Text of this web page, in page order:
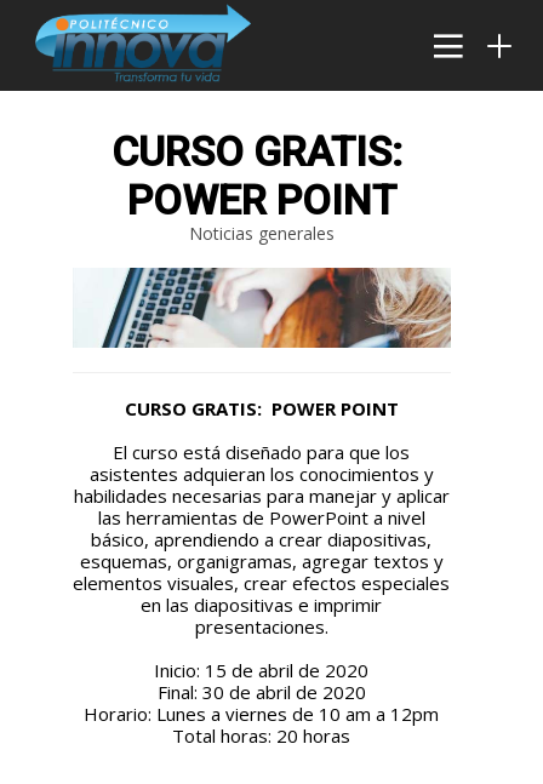
30
2024
INNOVA
INSTITUTO:
FORMACIÓN
TÉCNICA Y
QUE
TRANSFORMAN
VIDAS EN
COLOMBIA
27
DICIEMBRE
2024
CARRERAS
TÉCNICAS
GRATIS EN
LINEA: UNA
PARA
TRANSFORMAR
TU FUTURO
DESDE
CUALQUIER
LUGAR
26
2024
CARRERAS
TÉCNICAS
MEJOR
PAGADAS
COLOMBIA:
OPCIONES
PARA UN
FUTURO
EXITOSO
CON
RANGOS
SALARIALES
CARRERAS
TÉCNICAS
LABORALES:
INNOVACIÓN Y
OPORTUNIDADES
PARA EL FUTURO
EN COLOMBIA
CARRERAS
TÉCNICAS
MEJOR
PAGADAS
PARA
MUJERES:
OPCIONES
DESTACADAS
EN
COLOMBIA Y
EL MUNDO
CURSO GRATIS:
POWER POINT
Noticias generales
CURSO GRATIS: POWER POINT
El curso está diseñado para que los
asistentes adquieran los conocimientos y
habilidades necesarias para manejar y aplicar
las herramientas de PowerPoint a nivel
básico, aprendiendo a crear diapositivas,
esquemas, organigramas, agregar textos y
elementos visuales, crear efectos especiales
en las diapositivas e imprimir
presentaciones.
Inicio: 15 de abril de 2020
Final: 30 de abril de 2020
Horario: Lunes a viernes de 10 am a 12pm
Total horas: 20 horas